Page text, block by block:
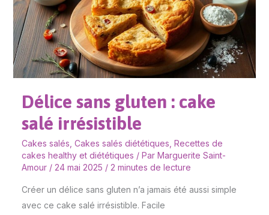
Délice sans gluten : cake
salé irrésistible
Cakes salés Cakes salés diététiques Recettes de
cakes healthy et diététiques / Par Marguerite Saint-
Amour / 24 mai 2025 / 2 minutes de lecture
Créer un délice sans gluten n’a jamais été aussi simple
avec ce cake salé irrésistible. Facile
:
cake
salé
irrésistible